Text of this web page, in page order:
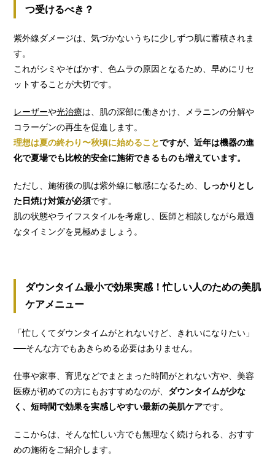
つ受けるべき？
紫外線ダメージは、気づかないうちに少しずつ肌に蓄積されま
す。
これがシミやそばかす、色ムラの原因となるため、早めにリセ
ットすることが大切です。
レーザーや光治療は、肌の深部に働きかけ、メラニンの分解や
コラーゲンの再生を促進します。
理想は夏の終わり〜秋頃に始めることですが、近年は機器の進
化で夏場でも比較的安全に施術できるものも増えています。
ただし、施術後の肌は紫外線に敏感になるため、
しっかりとし
た日焼け対策が必須です。
肌の状態やライフスタイルを考慮し、医師と相談しながら最適
なタイミングを見極めましょう。
ダウンタイム最小で効果実感！忙しい人のための美肌
ケアメニュー
「忙しくてダウンタイムがとれないけど、きれいになりたい」
──そんな方でもあきらめる必要はありません。
仕事や家事、育児などでまとまった時間がとれない方や、美容
医療が初めての方にもおすすめなのが、 ダウンタイムが少な
く、短時間で効果を実感しやすい最新の美肌ケアです。
ここからは、そんな忙しい方でも無理なく続けられる、おすす
めの施術をご紹介します。